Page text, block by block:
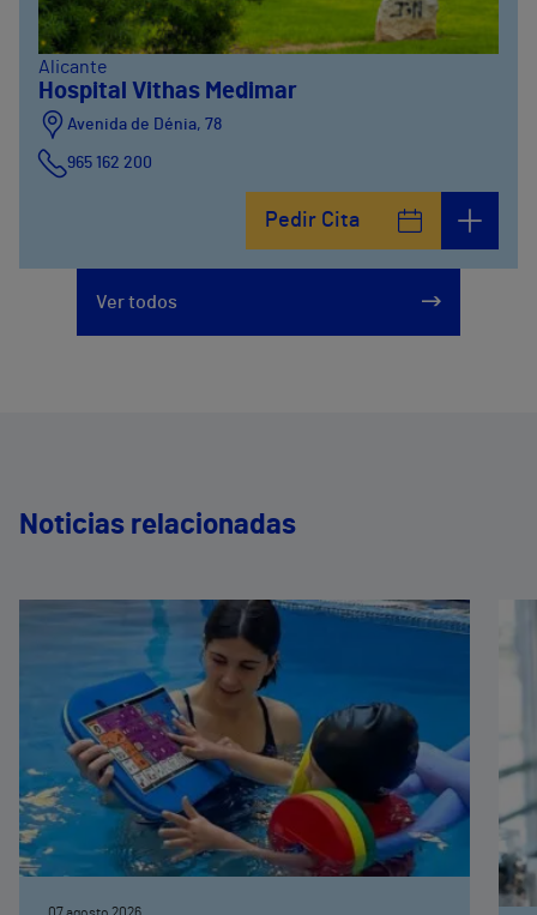
Alicante
Hospital Vithas Medimar
Avenida de Dénia, 78
965 162 200
Pedir Cita
Ver todos
Noticias relacionadas